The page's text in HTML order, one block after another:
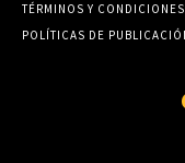
TÉRMINOS Y CONDICIONES
POLÍTICAS DE